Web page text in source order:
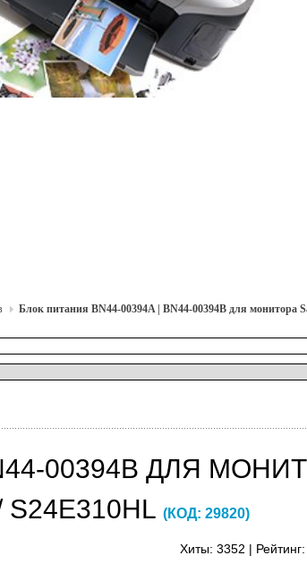
Блок питания BN44-00394A | BN44-00394B для монитора
00394B ДЛЯ
S24E310HL (КОД: 29820)
Хиты: 3352 Рейтинг: